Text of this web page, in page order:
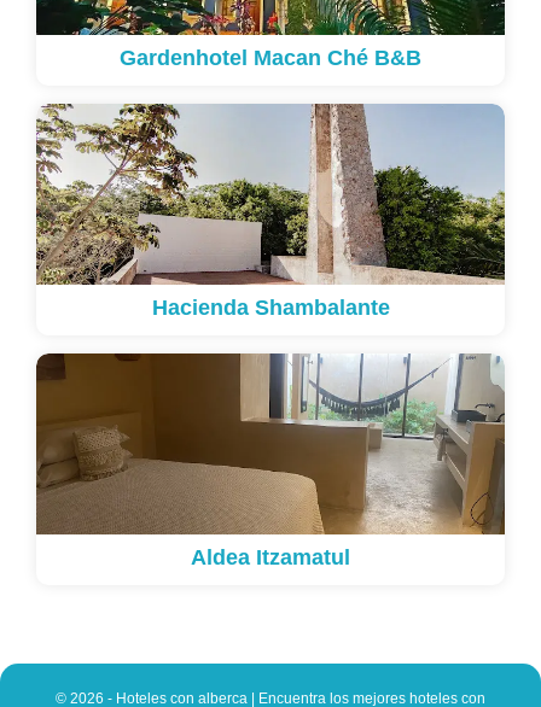
Gardenhotel Macan Ché B&B
Hacienda Shambalante
Aldea Itzamatul
© 2026 - Hoteles con alberca | Encuentra los mejores hoteles con